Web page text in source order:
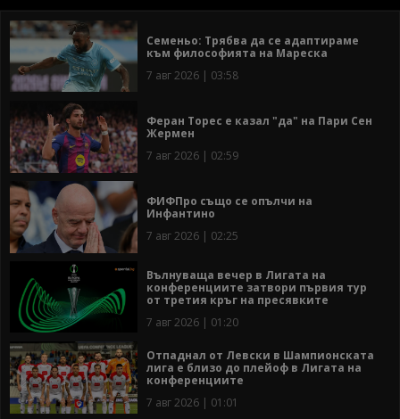
Семеньо: Трябва да се адаптираме
към философията на Мареска
7 авг 2026 | 03:58
Феран Торес е казал "да" на Пари Сен
Жермен
7 авг 2026 | 02:59
ФИФПро също се опълчи на
Инфантино
7 авг 2026 | 02:25
Вълнуваща вечер в Лигата на
конференциите затвори първия тур
от третия кръг на пресявките
7 авг 2026 | 01:20
Отпаднал от Левски в Шампионската
лига е близо до плейоф в Лигата на
конференциите
7 авг 2026 | 01:01